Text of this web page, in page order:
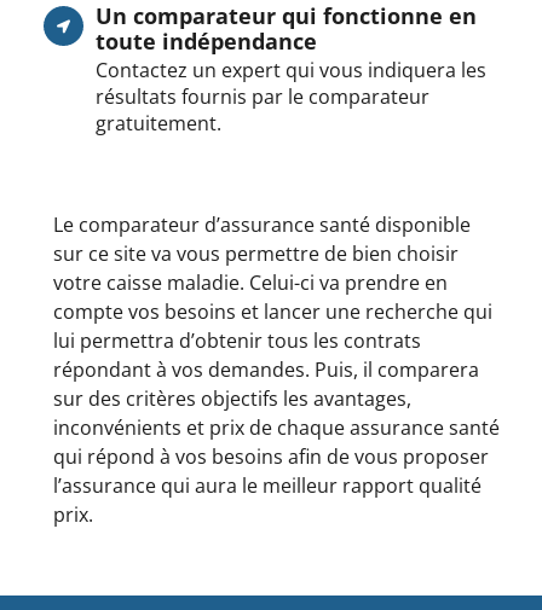
Un comparateur qui fonctionne en
toute indépendance
Contactez un expert qui vous indiquera les
résultats fournis par le comparateur
gratuitement.
Le comparateur d’assurance santé disponible
sur ce site va vous permettre de bien choisir
votre caisse maladie. Celui-ci va prendre en
compte vos besoins et lancer une recherche qui
lui permettra d’obtenir tous les contrats
répondant à vos demandes. Puis, il comparera
sur des critères objectifs les avantages,
inconvénients et prix de chaque assurance santé
qui répond à vos besoins afin de vous proposer
l’assurance qui aura le meilleur rapport qualité
prix.